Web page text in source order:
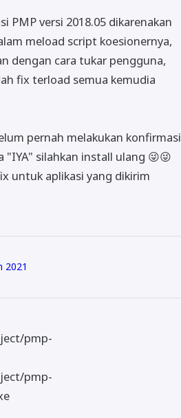
PMP versi 2018.05 dikarenakan
meload script koesionernya,
dengan cara tukar pengguna,
fix terload semua kemudia
pernah melakukan konfirmasi
"IYA" silahkan install ulang 😜😜
untuk aplikasi yang dikirim
2021
pmp-
pmp-